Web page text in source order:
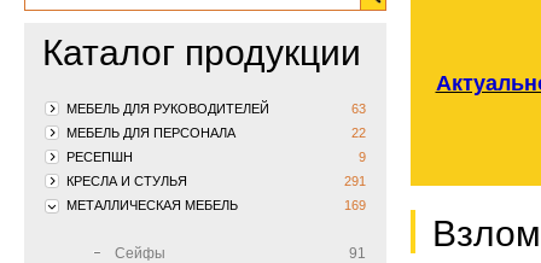
Каталог продукции
МЕБЕЛЬ ДЛЯ РУКОВОДИТЕЛЕЙ
63
МЕБЕЛЬ ДЛЯ ПЕРСОНАЛА
22
РЕСЕПШН
9
КРЕСЛА И СТУЛЬЯ
291
МЕТАЛЛИЧЕСКАЯ МЕБЕЛЬ
169
Сейфы
91